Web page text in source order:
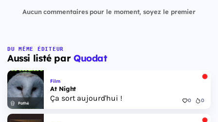
Aucun commentaires pour le moment, soyez le premier
DU MÊME ÉDITEUR
Aussi listé par Quodat
Pathé
Film
At Night
Ça sort aujourd'hui ! 0 0